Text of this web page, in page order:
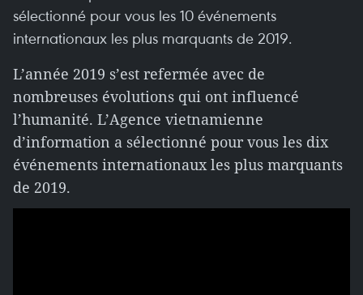
sélectionné pour vous les 10 événements
internationaux les plus marquants de 2019.
L’année 2019 s’est refermée avec de
nombreuses évolutions qui ont influencé
l’humanité. L’Agence vietnamienne
d’information a sélectionné pour vous les dix
événements internationaux les plus marquants
de 2019.